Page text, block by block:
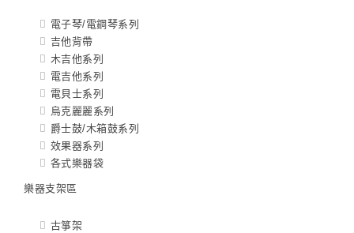
電子琴/電鋼琴系列
吉他背帶
木吉他系列
電吉他系列
電貝士系列
烏克麗麗系列
爵士鼓/木箱鼓系列
效果器系列
各式樂器袋
樂器支架區
古箏架